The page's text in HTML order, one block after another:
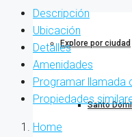
Explore por ciudad
Santo
Descripción
Ubicación
Detalles
Amenidades
Programar llamada
Propiedades
Home